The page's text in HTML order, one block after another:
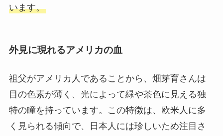
います。
外見に現れるアメリカの血
祖父がアメリカ人であることから、畑芽育さんは
目の色素が薄く、光によって緑や茶色に見える独
特の瞳を持っています。この特徴は、欧米人に多
く見られる傾向で、日本人には珍しいため注目さ